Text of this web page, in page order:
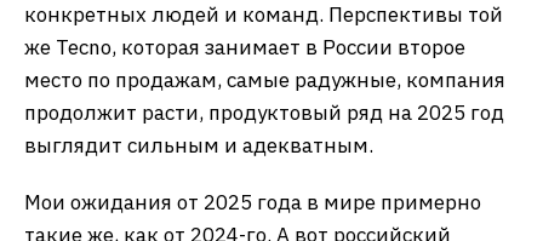
конкретных людей и команд. Перспективы той
же Tecno, которая занимает в России второе
место по продажам, самые радужные, компания
продолжит расти, продуктовый ряд на 2025 год
выглядит сильным и адекватным.
Мои ожидания от 2025 года в мире примерно
такие же, как от 2024-го. А вот российский